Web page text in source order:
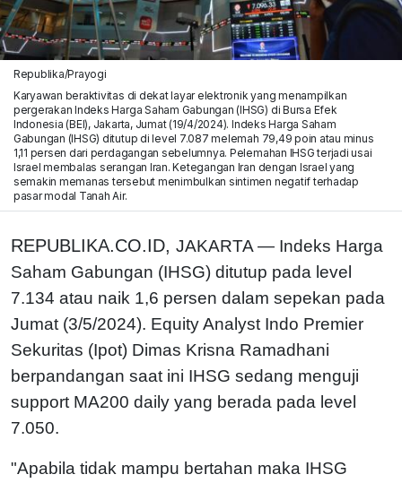
Republika/Prayogi
Karyawan beraktivitas di dekat layar elektronik yang menampilkan
pergerakan Indeks Harga Saham Gabungan (IHSG) di Bursa Efek
Indonesia (BEI), Jakarta, Jumat (19/4/2024). Indeks Harga Saham
Gabungan (IHSG) ditutup di level 7.087 melemah 79,49 poin atau minus
1,11 persen dari perdagangan sebelumnya. Pelemahan IHSG terjadi usai
Israel membalas serangan Iran. Ketegangan Iran dengan Israel yang
semakin memanas tersebut menimbulkan sintimen negatif terhadap
pasar modal Tanah Air.
REPUBLIKA.CO.ID, JAKARTA — Indeks Harga
Saham Gabungan (IHSG) ditutup pada level
7.134 atau naik 1,6 persen dalam sepekan pada
Jumat (3/5/2024). Equity Analyst Indo Premier
Sekuritas (Ipot) Dimas Krisna Ramadhani
berpandangan saat ini IHSG sedang menguji
support MA200 daily yang berada pada level
7.050.
"Apabila tidak mampu bertahan maka IHSG